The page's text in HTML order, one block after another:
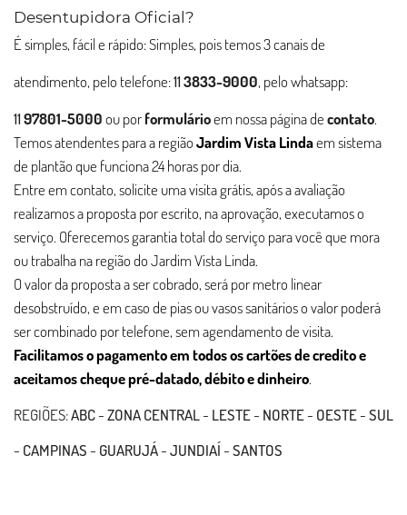
Desentupidora Oficial?
É simples, fácil e rápido: Simples, pois temos 3 canais de
atendimento, pelo telefone:113833-9000, pelo whatsapp:
1197801-5000ou porformulárioem nossa página decontato.
Temos atendentes para a regiãoJardim Vista Lindaem sistema
de plantão que funciona 24 horas por dia.
Entre em contato, solicite uma visita grátis, após a avaliação
realizamos a proposta por escrito, na aprovação, executamos o
serviço. Oferecemos garantia total do serviço para você que mora
ou trabalha na região do Jardim Vista Linda.
O valor da proposta a ser cobrado, será por metro linear
desobstruído, e em caso de pias ou vasos sanitários o valor poderá
ser combinado por telefone, sem agendamento de visita.
Facilitamos o pagamento em todos os cartões de credito e
aceitamos cheque pré-datado, débito e dinheiro.
REGIÕES:ABC-ZONA CENTRAL- LESTE- NORTE- OESTE-SUL
- CAMPINAS- GUARUJÁ-JUNDIAÍ-SANTOS